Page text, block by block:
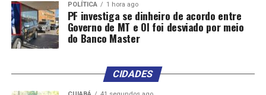
POLÍTICA 1 hora ago
PF investiga se dinheiro de acordo entre
Governo de MT e OI foi desviado por meio
do Banco Master
CIDADES